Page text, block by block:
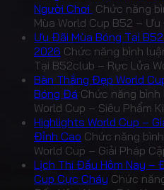
Người Chơi Chức năng
Mùa World Cup B52 –
Ưu Đãi Mùa Bóng Tại
2026 Chức năng bình
Tại B52club – Rực Lửa
Bàn Thắng Đẹp World
Bóng Đá Chức năng
World Cup – Siêu Phẩm
Highlights World Cup –
Đỉnh Cao Chức năng
World Cup – Giải Pháp
Lịch Thi Đấu Hôm Nay –
Cup Cực Cháy Chức